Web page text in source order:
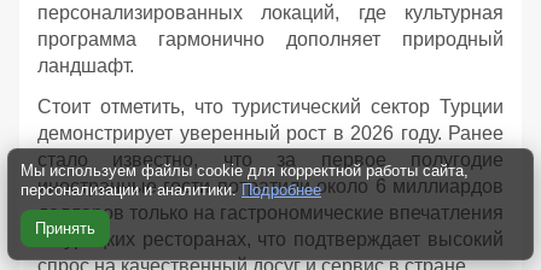
персонализированных локаций, где культурная
программа гармонично дополняет природный
ландшафт.
Стоит отметить, что туристический сектор Турции
демонстрирует уверенный рост в 2026 году. Ранее
стало известно, что за первое полугодие
иностранные гости потратили около 6 миллиардов
долларов только на гастрономические впечатления
в турецких ресторанах, что подтверждает высокий
спрос на качественный досуг и сервис в стране.
Мы используем файлы cookie для корректной работы сайта,
персонализации и аналитики. Подробнее
Принять